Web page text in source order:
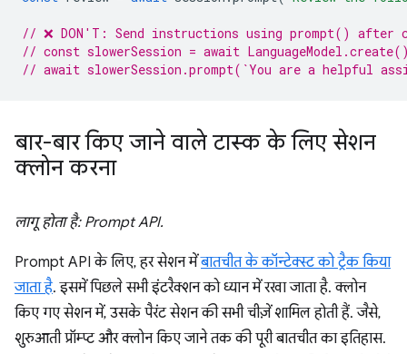
// ❌ DON'T: Send instructions using prompt() after
// const slowerSession = await
// await slowerSession.prompt(`You are a helpful
बार-बार किए जाने वाले टास्क के लिए सेशन
क्लोन करना
लागू होता है: Prompt API.
Prompt API के लिए, हर सेशन मेंबातचीत के कॉन्टेक्स्ट को ट्रैक किया
जाता है. इसमें पिछले सभी इंटरैक्शन को ध्यान में रखा जाता है. क्लोन
किए गए सेशन में, उसके पैरंट सेशन की सभी चीज़ें शामिल होती हैं. जैसे,
शुरुआती प्रॉम्प्ट और क्लोन किए जाने तक की पूरी बातचीत का इतिहास.